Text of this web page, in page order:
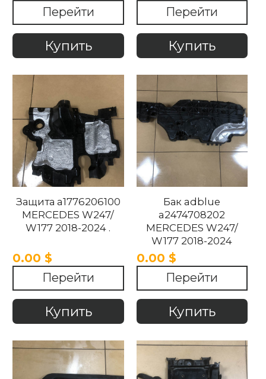
Перейти
Купить
Перейти
Купить
Защита a1776206100
MERCEDES W247/
W177 2018-2024 .
0.00 $
Перейти
Купить
Бак adblue
a2474708202
MERCEDES W247/
W177 2018-2024
0.00 $
Перейти
Купить